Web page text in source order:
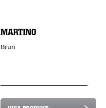
MARTINO
Brun